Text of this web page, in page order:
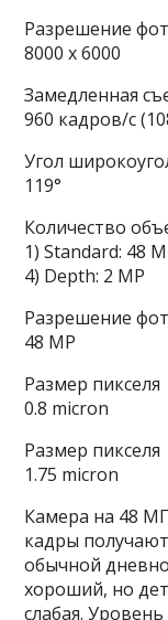
Разрешение
8000 x 6000
Замедленная
960 кадров/c
Угол
119°
Количество
1) Standard: 48
4) Depth: 2 MP
Разрешение
48 MP
Размер пикселя
0.8 micron
Размер пикселя
1.75 micron
Камера на 48
кадры
обычной
хороший, но
слабая.